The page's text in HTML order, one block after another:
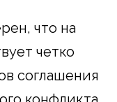
что на
четко
соглашения